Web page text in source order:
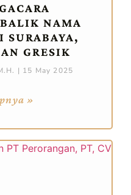
NAMA
SURABAYA,
GRESIK
15 May 2025
»